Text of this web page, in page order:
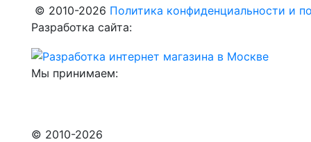
© 2010-2026 Политика конфиденциальности и
Разработка сайта:
Мы принимаем:
© 2010-2026